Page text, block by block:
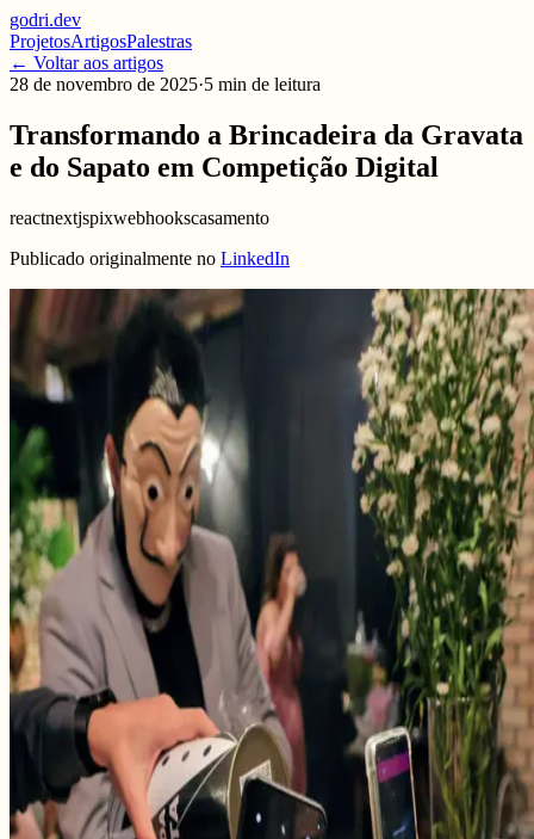
godri.dev
ProjetosArtigosPalestras
← Voltar aos artigos
28 de novembro de 2025·5 min de leitura
Transformando a Brincadeira da Gravata
e do Sapato em Competição Digital
reactnextjspixwebhookscasamento
Publicado originalmente no LinkedIn